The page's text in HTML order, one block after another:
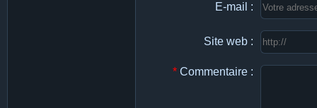
E-mail :
Site web :
* Commentaire :